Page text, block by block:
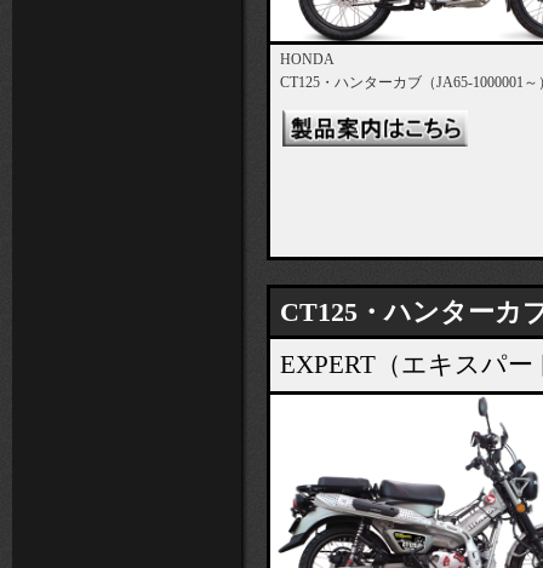
HONDA
CT125・ハンターカブ（JA65-1000001～
CT125・ハンターカ
EXPERT（エキスパ